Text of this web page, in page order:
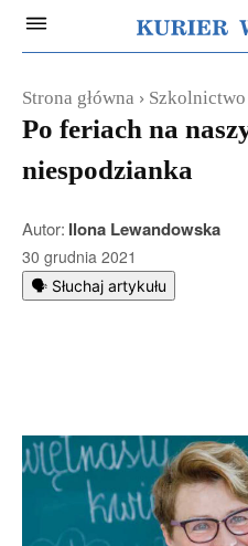
Strona główna Szkolnictwo
Po feriach na
niespodzianka
Autor: Ilona Lewandowska
30 grudnia 2021
🗣️ Słuchaj artykułu